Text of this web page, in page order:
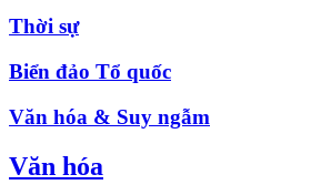
Thời sự
Biển đảo Tổ quốc
Văn hóa & Suy ngẫm
Văn hóa